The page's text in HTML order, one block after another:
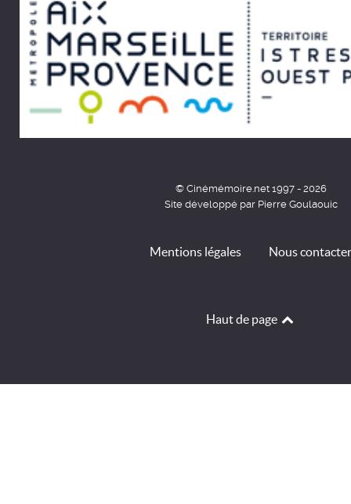
© Cinémémoire.net 1997 - 2026
Site développé par Pierre Goulaouic
Mentions légales Nous contacter
Haut de page